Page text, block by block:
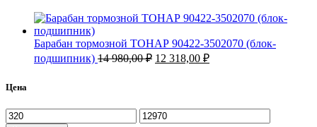
Барабан тормозной ТОНАР 90422-3502070 (блок-
подшипник) 14 980,00₽ Первоначальная
980,00 ₽.
12 318,00 ₽Текущая
Цена
Минимальная
Максимальная